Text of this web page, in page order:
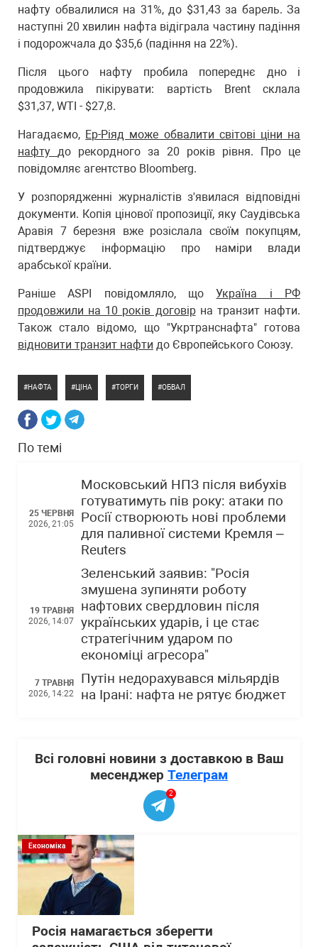
нафту обвалилися на 31%, до $31,43 за барель. За
наступні 20 хвилин нафта відіграла частину падіння
і подорожчала до $35,6 (падіння на 22%).
Після цього нафту пробила попереднє дно і
продовжила пікірувати: вартість Brent склала
$31,37, WTI - $27,8.
Нагадаємо, Ер-Ріяд може обвалити світові ціни на
нафту до рекордного за 20 років рівня. Про це
повідомляє агентство Bloomberg.
У розпорядженні журналістів з'явилася відповідні
документи. Копія цінової пропозиції, яку Саудівська
Аравія 7 березня вже розіслала своїм покупцям,
підтверджує інформацію про наміри влади
арабської країни.
Раніше ASPI повідомляло, щоУкраїна і РФ
продовжили на 10 років договірна транзит нафти.
Також стало відомо, що "Укртранснафта" готова
відновити транзит нафти до Європейського Союзу.
НАФТА ЦІНА ТОРГИ ОБВАЛ
По темі
25 ЧЕРВНЯ
2026, 21:05
Московський НПЗ після вибухів
готуватимуть пів року: атаки по
Росії створюють нові проблеми
для паливної системи Кремля –
Reuters
19 ТРАВНЯ
2026, 14:07
Зеленський заявив: "Росія
змушена зупиняти роботу
нафтових свердловин після
українських ударів, і це стає
стратегічним ударом по
економіці агресора"
7 ТРАВНЯ
2026, 14:22
Путін недорахувався мільярдів
на Ірані: нафта не рятує бюджет
Всі головні новини з доставкою в Ваш
месенджер Телеграм
2
Економіка
Росія намагається зберегти